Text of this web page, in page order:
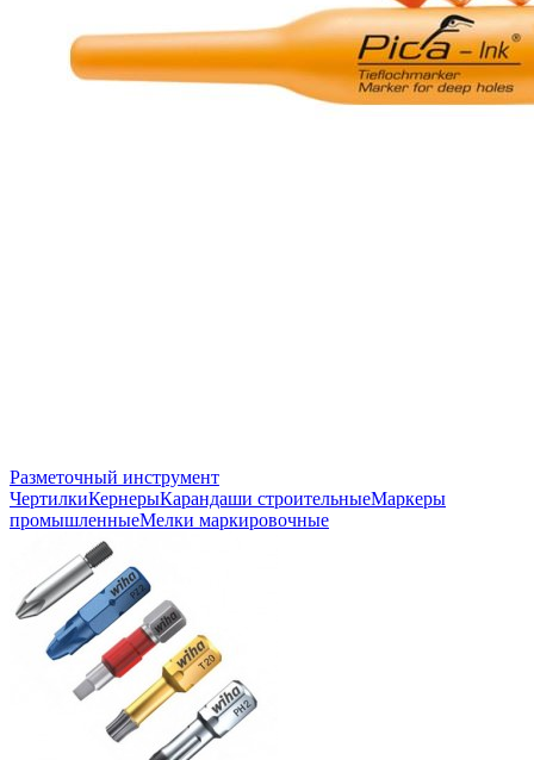
Разметочный инструмент
ЧертилкиКернерыКарандаши строительныеМаркеры
промышленныеМелки маркировочные